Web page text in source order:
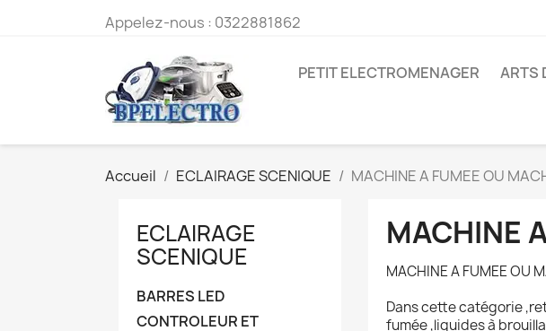
Appelez-nous : 0322881862
PETIT ELECTROMENAGER ARTS
Accueil ECLAIRAGE SCENIQUE MACHINE A FUMEE OU
ECLAIRAGE
SCENIQUE
BARRES LED
CONTROLEUR ET
MACHINE
MACHINE A FUMEE OU
Dans cette catégorie
fumée ,liquides à